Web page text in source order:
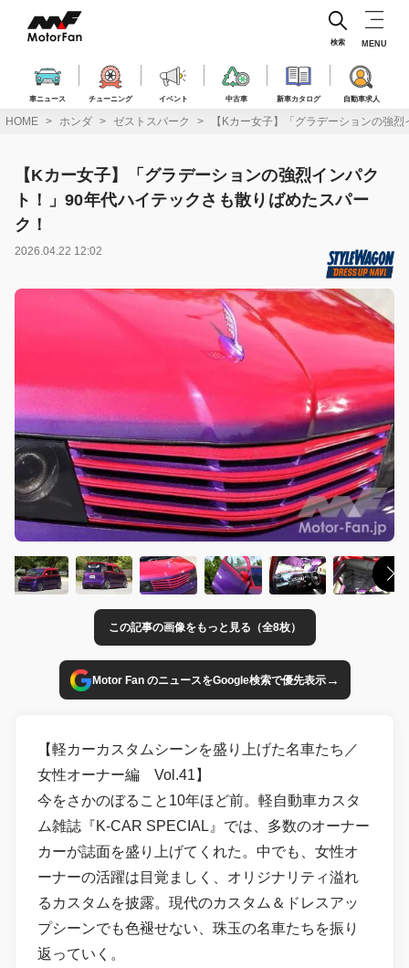
ス
車ニュース チューニング イベント 中古車 新車カタログ 自動車求人
検索 MENU
HOME ホンダ ゼストスパーク 【Kカー女子】「グラデーションの強
【Kカー女子】「グラデーションの強烈インパク
ト！」90年代ハイテックさも散りばめたスパー
ク！
2026.04.22 12:02
この記事の画像をもっと見る（全8枚）
Motor Fan のニュースをGoogle検索で優先表示→
【軽カーカスタムシーンを盛り上げた名車たち／
女性オーナー編 Vol.41】
今をさかのぼること10年ほど前。軽自動車カスタ
ム雑誌『K-CAR SPECIAL』では、多数のオーナー
カーが誌面を盛り上げてくれた。中でも、女性オ
ーナーの活躍は目覚ましく、オリジナリティ溢れ
るカスタムを披露。現代のカスタム＆ドレスアッ
プシーンでも色褪せない、珠玉の名車たちを振り
返っていく。